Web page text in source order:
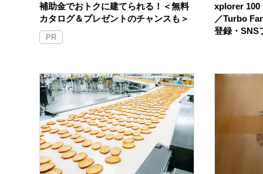
補助金でおトクに建てられる！＜無料
カタログ＆プレゼントのチャンスも＞
PR
xplorer 100
／Turbo
登録・SNS